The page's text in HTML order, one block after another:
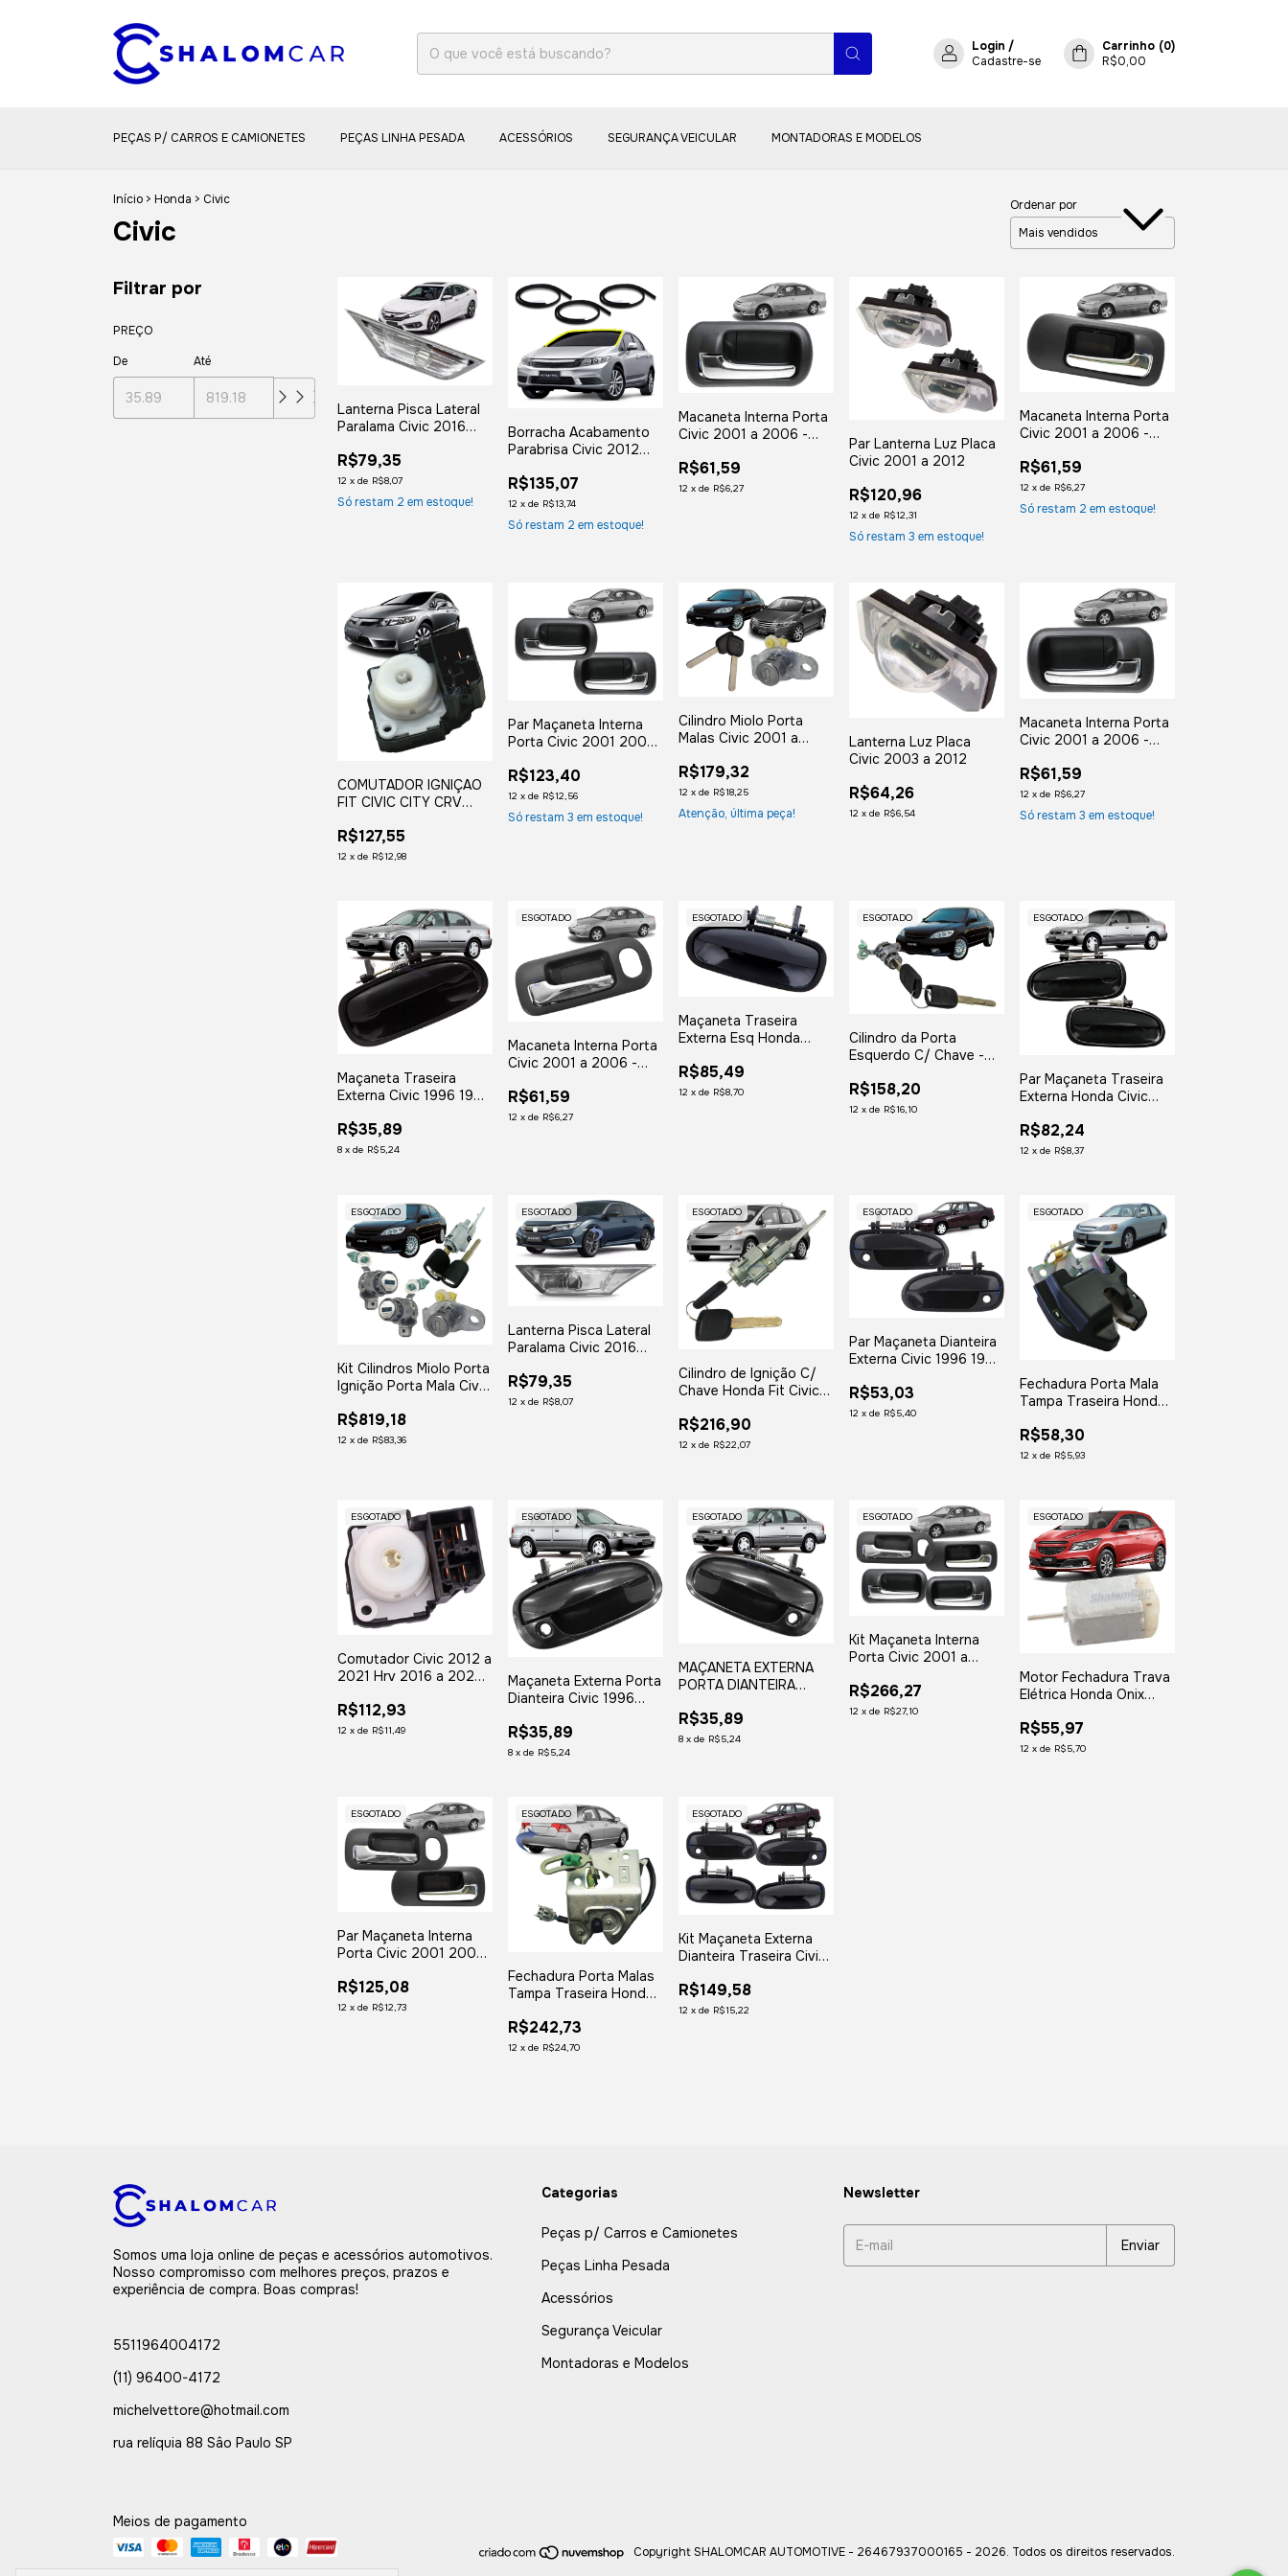
Login /
Cadastre-se
Carrinho (0)
R$0,00
PEÇAS P/ CARROS E CAMIONETES PEÇAS LINHA PESADA ACESSÓRIOS SEGURANÇA VEICULAR MONTADORAS E MODELOS
Início > Honda > Civic
Civic
Ordenar por
Filtrar por
PREÇO
De
Até
Lanterna Pisca Lateral
Paralama Civic 2016
Direita
R$79,35
12 xde R$8,07
Só restam 2 em estoque!
Borracha Acabamento
Parabrisa Civic 2012
R$135,07
12 xde R$13,74
Só restam 2 em estoque!
Macaneta Interna Porta
Civic 2001 a 2006 -
R$61,59
12 xde R$6,27
Par Lanterna Luz Placa
Civic 2001 a 2012
R$120,96
12 xde R$12,31
Só restam3 em estoque!
Macaneta Interna Porta
Civic 2001 a 2006 -
R$61,59
12 xde R$6,27
Só restam 2 em estoque!
COMUTADOR IGNIÇAO
FIT CIVIC CITY CRV
R$127,55
12 xde R$12,98
Par Maçaneta Interna
Porta Civic 2001 2002
2006 Traseira
R$123,40
12 xde R$12,56
Só restam3 em estoque!
Cilindro Miolo Porta
Malas Civic 2001 a
R$179,32
12 xde R$18,25
Atenção, última peça!
Lanterna Luz Placa
Civic 2003 a 2012
R$64,26
12 xde R$6,54
Macaneta Interna Porta
Civic 2001 a 2006 -
R$61,59
12 xde R$6,27
Só restam3 em estoque!
Maçaneta Traseira
Externa Civic 1996 1997
Direito
R$35,89
8 xde R$5,24
ESGOTADO
Macaneta Interna Porta
Civic 2001 a 2006 -
R$61,59
12 xde R$6,27
ESGOTADO
Maçaneta Traseira
Externa Esq Honda
2000
R$85,49
12 xde R$8,70
ESGOTADO
Cilindro da Porta
Esquerdo C/ Chave -
2004 2005
R$158,20
12 xde R$16,10
ESGOTADO
Par Maçaneta Traseira
Externa Honda Civic
2000
R$82,24
12 xde R$8,37
ESGOTADO
Kit Cilindros Miolo Porta
Ignição Porta Mala Civic
2005
R$819,18
12 xde R$83,36
ESGOTADO
Lanterna Pisca Lateral
Paralama Civic 2016
Esquerda
R$79,35
12 xde R$8,07
ESGOTADO
Cilindro de Ignição C/
Chave Honda Fit Civic
R$216,90
12 xde R$22,07
ESGOTADO
Par Maçaneta Dianteira
Externa Civic 1996 1997
R$53,03
12 xde R$5,40
ESGOTADO
Fechadura Porta Mala
Tampa Traseira Honda
2004 2005
R$58,30
12 xde R$5,93
ESGOTADO
Comutador Civic 2012 a
2021 Hrv 2016 a 2020
R$112,93
12 xde R$11,49
ESGOTADO
Maçaneta Externa Porta
Dianteira Civic 1996
Lado Direito
R$35,89
8 xde R$5,24
ESGOTADO
MAÇANETA EXTERNA
PORTA DIANTEIRA
1999 2000 - LADO
ESQUERDO
R$35,89
8 xde R$5,24
ESGOTADO
Kit Maçaneta Interna
Porta Civic 2001 a
Traseiro
R$266,27
12 xde R$27,10
ESGOTADO
Motor Fechadura Trava
Elétrica Honda Onix
Civic Crv Fit
R$55,97
12 xde R$5,70
ESGOTADO
Par Maçaneta Interna
Porta Civic 2001 2002
2006 Dianteira
R$125,08
12 xde R$12,73
ESGOTADO
Fechadura Porta Malas
Tampa Traseira Honda
2009 2010 2011
R$242,73
12 xde R$24,70
ESGOTADO
Kit Maçaneta Externa
Dianteira Traseira Civic
2000
R$149,58
12 xde R$15,22
Somos uma loja online de peças e acessórios automotivos.
Nosso compromisso com melhores preços, prazos e
experiência de compra. Boas compras!
5511964004172
(11) 96400-4172
michelvettore@hotmail.com
rua relíquia 88 Sâo Paulo SP
Categorias
Peças p/ Carros e Camionetes
Peças Linha Pesada
Acessórios
Segurança Veicular
Montadoras e Modelos
Newsletter
Meios de pagamento
Copyright SHALOMCAR AUTOMOTIVE - 26467937000165 - 2026. Todos os direitos reservados.